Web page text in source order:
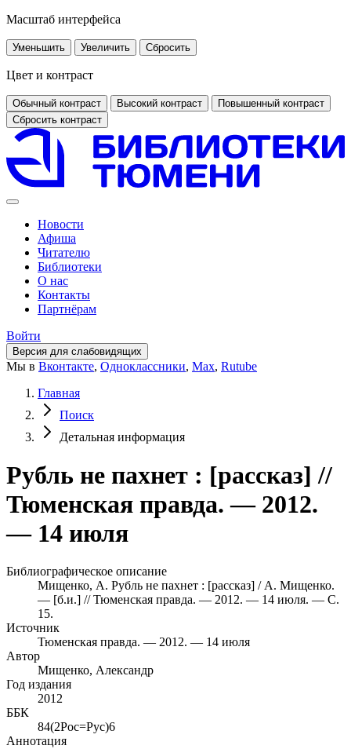
Масштаб интерфейса
Уменьшить Увеличить Сбросить
Цвет и контраст
Обычный контраст Высокий контраст
Повышенный контраст
Сбросить контраст
Новости
Афиша
Читателю
Библиотеки
О нас
Контакты
Партнёрам
Войти
Версия для слабовидящих
Мы в Вконтакте, Одноклассники, Max, Rutube
Главная
Поиск
Детальная информация
Рубль не пахнет : [рассказ] //
Тюменская правда. — 2012.
— 14 июля
Библиографическое описание
Мищенко, А. Рубль не пахнет : [рассказ] / А. Мищенко.
— [б.и.] // Тюменская правда. — 2012. — 14 июля. — С.
15.
Источник
Тюменская правда. — 2012. — 14 июля
Автор
Мищенко, Александр
Год издания
2012
ББК
84(2Рос=Рус)6
Аннотация